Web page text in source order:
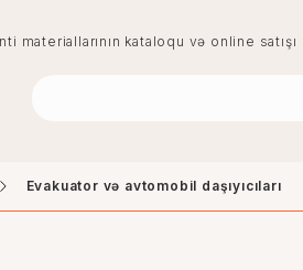
materiallarının kataloqu və online satışı
Evakuator və avtomobil daşıyıcıları